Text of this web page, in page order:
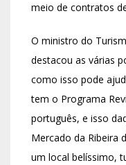
meio de contratos
O ministro do
destacou as várias
como isso pode
tem o Programa
português, e isso
Mercado da Ribeira
um local belíssimo,